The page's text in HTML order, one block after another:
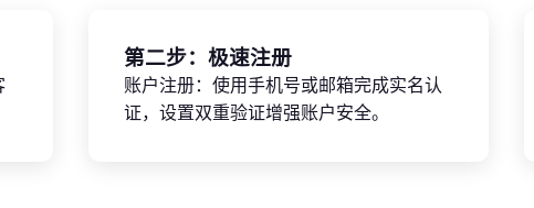
第二步：极速注册
账户注册：使用手机号或邮箱完成实名认
证，设置双重验证增强账户安全。